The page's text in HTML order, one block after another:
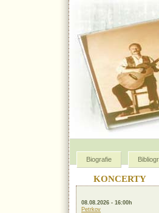
Biografie
KONCERTY
08.08.2026 - 16:00h
Petrkov